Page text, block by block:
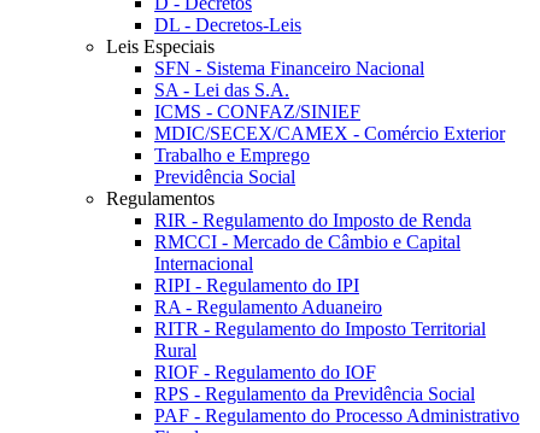
DL - Decretos-Leis
Leis Especiais
SFN - Sistema Financeiro Nacional
SA - Lei das S.A.
ICMS - CONFAZ/SINIEF
MDIC/SECEX/CAMEX - Comércio Exterior
Trabalho e Emprego
Previdência Social
Regulamentos
RIR - Regulamento do Imposto de Renda
RMCCI - Mercado de Câmbio e Capital
Internacional
RIPI - Regulamento do IPI
RA - Regulamento Aduaneiro
RITR - Regulamento do Imposto Territorial
Rural
RIOF - Regulamento do IOF
RPS - Regulamento da Previdência Social
PAF - Regulamento do Processo Administrativo